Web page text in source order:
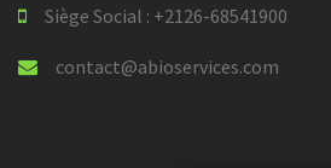
Siège Social : +2126-68541900
contact@abioservices.com